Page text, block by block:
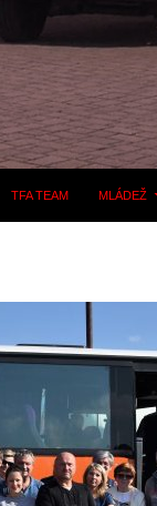
TFA TEAM MLÁDEŽ